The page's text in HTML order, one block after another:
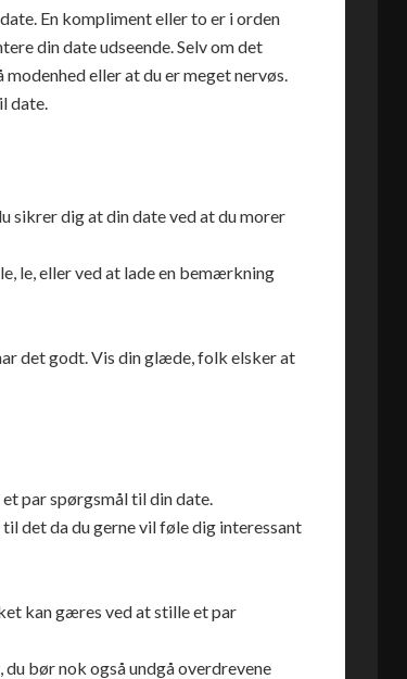
En kompliment eller to er i orden
din date udseende. Selv om det
eller at du er meget nervøs.
date.
sikrer dig at din date ved at du morer
le, eller ved at lade en bemærkning
det godt. Vis din glæde, folk elsker at
par spørgsmål til din date.
det da du gerne vil føle dig interessant
kan gæres ved at stille et par
bør nok også undgå overdrevene